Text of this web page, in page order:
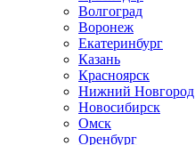
Волгоград
Воронеж
Екатеринбург
Казань
Красноярск
Нижний Новгород
Новосибирск
Омск
Оренбург